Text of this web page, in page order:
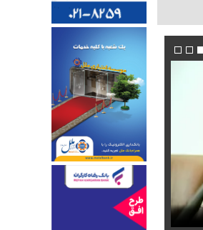
محموله جدید بابک زنجانی به این استان ارسال
اشک و دلتنگی نعیمه نظام‌دوست در